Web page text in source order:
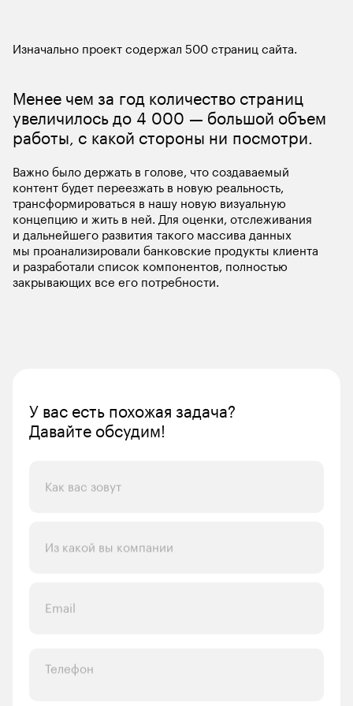
Изначально проект содержал 500 страниц сайта.
Менее чем за год количество страниц
увеличилось до 4 000 — большой объем
работы, с какой стороны ни посмотри.
Важно было держать в голове, что создаваемый
контент будет переезжать в новую реальность,
трансформироваться в нашу новую визуальную
концепцию и жить в ней. Для оценки, отслеживания
и дальнейшего развития такого массива данных
мы проанализировали банковские продукты клиента
и разработали список компонентов, полностью
закрывающих все его потребности.
У вас есть похожая задача?
Давайте обсудим!
Как вас зовут
Из какой вы компании
Email
Телефон